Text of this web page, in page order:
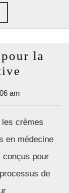
la
la
sportive
am
crèmes
en médecine
conçus pour
de